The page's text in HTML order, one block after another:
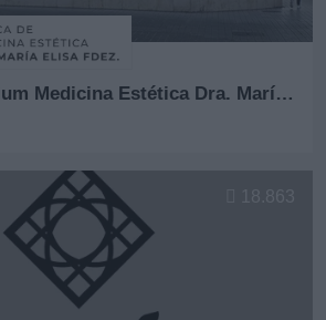
* Clínica Emporium Medicina Estética Dra. María Elisa Fernández